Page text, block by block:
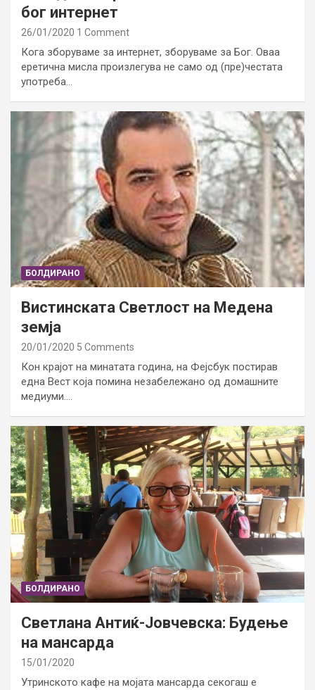
бог интернет
26/01/2020 1 Comment
Кога зборуваме за интернет, зборуваме за Бог. Оваа
еретична мисла произлегува не само од (пре)честата
употреба…
БОЛДИРАНО
Вистинската Светлост на Медена
земја
20/01/2020 5 Comments
Кон крајот на минатата година, на Фејсбук постирав
една Вест која помина незабележано од домашните
медиуми.…
БОЛДИРАНО
Светлана Антиќ-Јовчевска: Будење
на мансарда
15/01/2020
Утринското кафе на мојата мансарда секогаш е